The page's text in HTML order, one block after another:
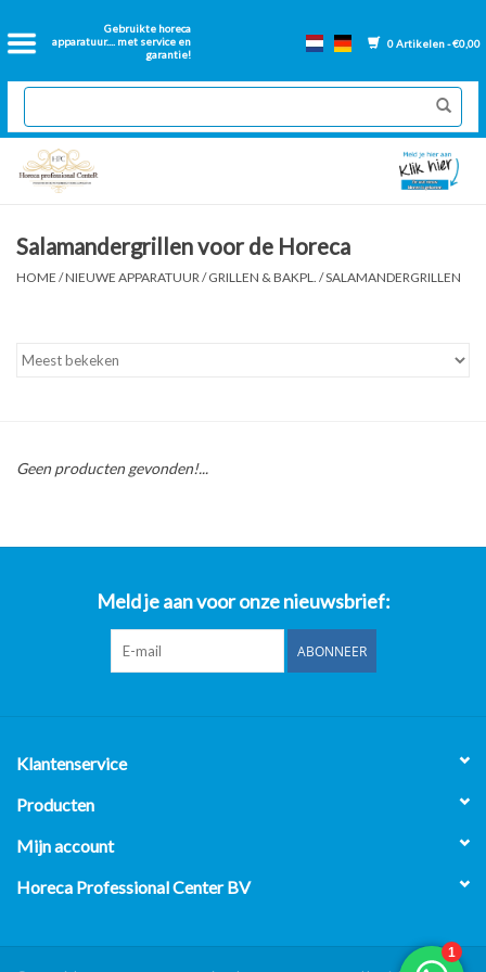
Gebruikte horeca
apparatuur.... met service en
garantie!
0 Artikelen - €0,00
Home
2dehands Horeca
Nieuwe apparatuur
GN Bakken
Salamandergrillen voor de Horeca
HOME /NIEUWE APPARATUUR /GRILLEN & BAKPL. /SALAMANDERGRILLEN
Geen producten gevonden!...
Meld je aan voor onze nieuwsbrief:
ABONNEER
Klantenservice
Producten
Mijn account
Horeca Professional Center BV